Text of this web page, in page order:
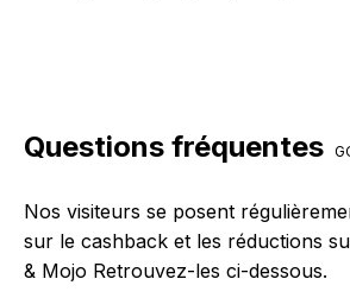
Questions fréquentes
Nos visiteurs se posent
sur le cashback et les réductions
& Mojo Retrouvez-les ci-dessous.